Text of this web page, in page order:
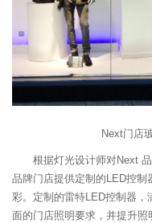
Next门店
根据灯光设计师对Next
品牌门店提供定制的LED控制
彩。定制的雷特LED控制器
面的门店照明要求，并提升